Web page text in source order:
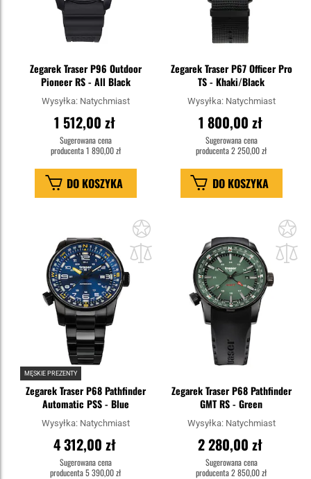
Zegarek Traser P96 Outdoor
Pioneer RS - All Black
Wysyłka: Natychmiast
1 512,00 zł
Sugerowana cena
producenta1 890,00 zł
DO KOSZYKA
Zegarek Traser P67 Officer Pro
TS - Khaki/Black
Wysyłka: Natychmiast
1 800,00 zł
Sugerowana cena
producenta2 250,00 zł
DO KOSZYKA
do
schowka
MĘSKIE PREZENTY
Zegarek Traser P68 Pathfinder
Automatic PSS - Blue
Wysyłka: Natychmiast
4 312,00 zł
Sugerowana cena
producenta5 390,00 zł
do
Zegarek Traser P68 Pathfinder
GMT RS - Green
Wysyłka: Natychmiast
2 280,00 zł
Sugerowana cena
producenta2 850,00 zł